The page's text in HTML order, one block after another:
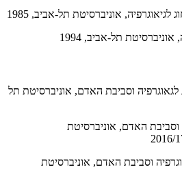
אוניברסיטת תל-אביב, 1985
תל-אביב, 1994
לגאוגרפיה וסביבת האדם, אוניברסיטת תל
וסביבת האדם, אוניברסיטת
וסביבת האדם, אוניברסיטת